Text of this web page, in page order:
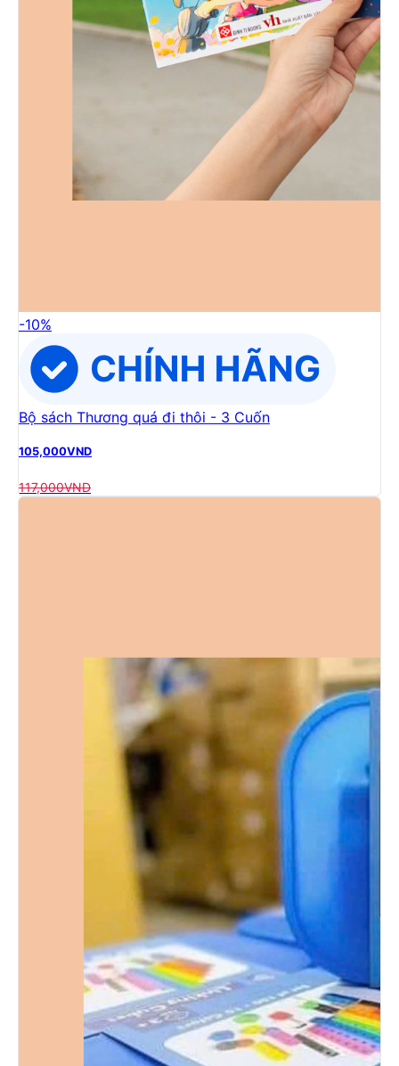
-10%
Bộ sách Thương quá đi thôi - 3 Cuốn
105,000VND
117,000VND